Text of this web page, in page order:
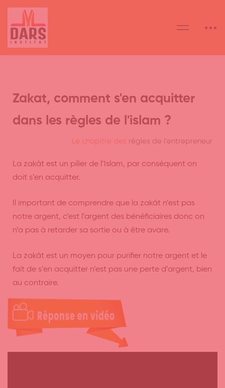
Zakat, comment s'en acquitter
dans les règles de l'islam ?
Le chapitre des règles de l’entrepreneur
La zakât est un pilier de l’Islam, par conséquent on
doit s’en acquitter.
Il important de comprendre que la zakât n’est pas
notre argent, c’est l’argent des bénéficiaires donc on
n’a pas à retarder sa sortie ou à être avare.
La zakât est un moyen pour purifier notre argent et le
fait de s’en acquitter n’est pas une perte d’argent, bien
au contraire.